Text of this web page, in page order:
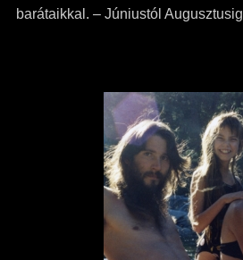
barátaikkal. – Júniustól Augusztusig